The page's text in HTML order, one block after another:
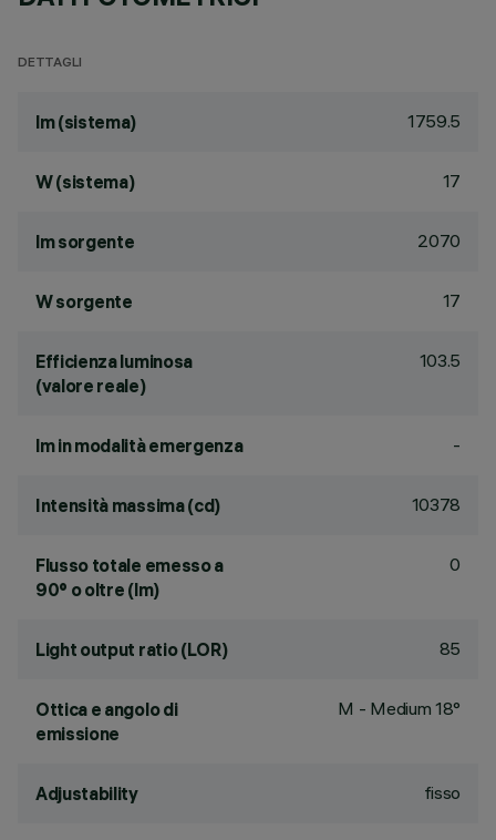
DETTAGLI
lm (sistema) 1759.5
W (sistema) 17
lm sorgente 2070
W sorgente 17
Efficienza luminosa
(valore reale)
103.5
lm in modalità emergenza -
Intensità massima (cd) 10378
Flusso totale emesso a
90° o oltre (lm)
0
Light output ratio (LOR) 85
Ottica e angolo di
emissione
M - Medium 18°
Adjustability fisso